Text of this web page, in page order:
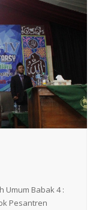
Babak 4 :
Pesantren